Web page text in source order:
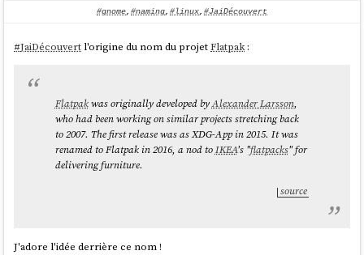
#gnome, #naming, #linux, #JaiDécouvert
#JaiDécouvertl'origine du nom du projetFlatpak:
Flatpakwas originally developed byAlexander Larsson,
who had been working on similar projects stretching back
to 2007. The first release was as XDG-App in 2015. It was
renamed to Flatpak in 2016, a nod toIKEA's "flatpacks" for
delivering furniture.
source
J'adore l'idée derrière ce nom !